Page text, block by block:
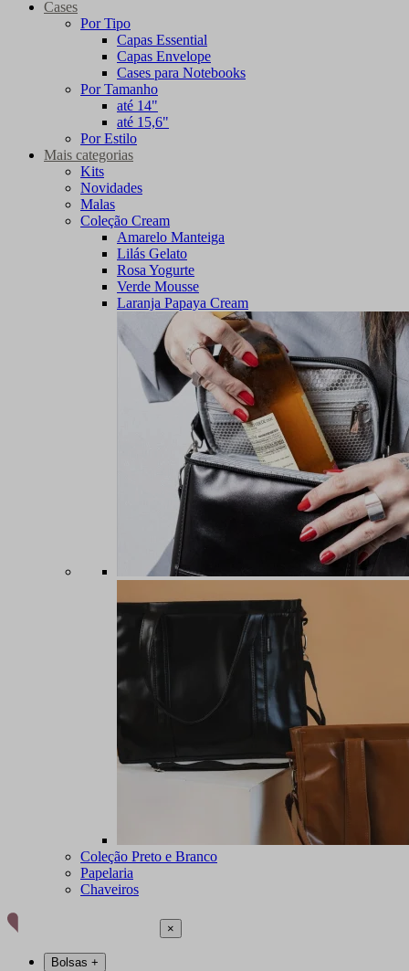
Cases
Por Tipo
Capas Essential
Capas Envelope
Cases para Notebooks
Por Tamanho
até 14"
até 15,6"
Por Estilo
Mais categorias
Kits
Novidades
Malas
Coleção Cream
Amarelo Manteiga
Lilás Gelato
Rosa Yogurte
Verde Mousse
Laranja Papaya Cream
Coleção Preto e Branco
Papelaria
Chaveiros
×
Bolsas +